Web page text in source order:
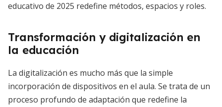
educativo de 2025 redefine métodos, espacios y roles.
Transformación y digitalización en
la educación
La digitalización es mucho más que la simple
incorporación de dispositivos en el aula. Se trata de un
proceso profundo de adaptación que redefine la